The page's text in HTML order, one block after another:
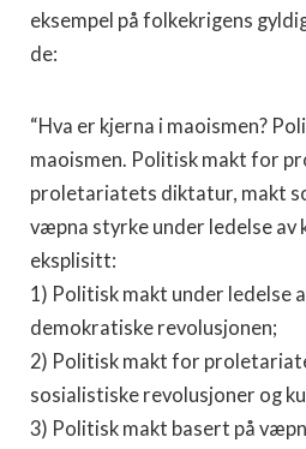
eksempel på folkekrigens
de:
“Hva er kjerna i maoismen?
maoismen. Politisk makt for
proletariatets diktatur, makt
væpna styrke under ledelse
eksplisitt:
1) Politisk makt under ledelse
demokratiske revolusjonen;
2) Politisk makt for
sosialistiske revolusjoner og
3) Politisk makt basert på